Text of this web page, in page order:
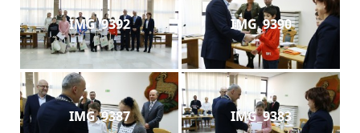
Abrys
IMG_9392 IMG_9390
IMG_9387 IMG_9383